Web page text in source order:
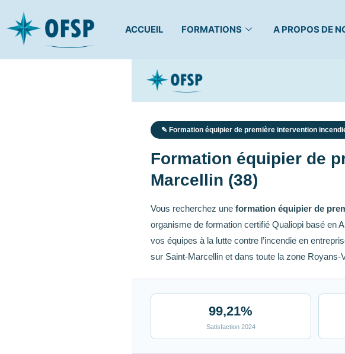
ACCUEIL FORMATIONS A PROPOS DE
✎ Formation équipier de première intervention
Formation équipier de
Marcellin (38)
Vous recherchez une formation équipier de
organisme de formation certifié Qualiopi basé en
vos équipes à la lutte contre l’incendie en
sur Saint-Marcellin et dans toute la zone Royans-
99,21%
Satisfaction 2024